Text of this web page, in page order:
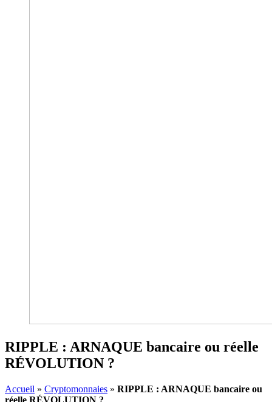
RIPPLE : ARNAQUE bancaire ou réelle
RÉVOLUTION ?
Accueil » Cryptomonnaies » RIPPLE : ARNAQUE bancaire ou
réelle RÉVOLUTION ?